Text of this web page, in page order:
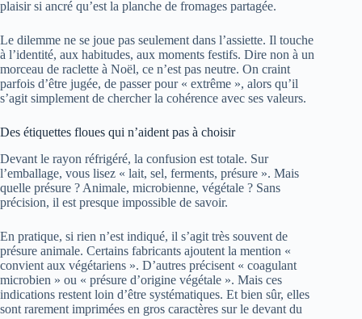
plaisir si ancré qu’est la planche de fromages partagée.
Le dilemme ne se joue pas seulement dans l’assiette. Il touche
à l’identité, aux habitudes, aux moments festifs. Dire non à un
morceau de raclette à Noël, ce n’est pas neutre. On craint
parfois d’être jugée, de passer pour « extrême », alors qu’il
s’agit simplement de chercher la cohérence avec ses valeurs.
Des étiquettes floues qui n’aident pas à choisir
Devant le rayon réfrigéré, la confusion est totale. Sur
l’emballage, vous lisez « lait, sel, ferments, présure ». Mais
quelle présure ? Animale, microbienne, végétale ? Sans
précision, il est presque impossible de savoir.
En pratique, si rien n’est indiqué, il s’agit très souvent de
présure animale. Certains fabricants ajoutent la mention «
convient aux végétariens ». D’autres précisent « coagulant
microbien » ou « présure d’origine végétale ». Mais ces
indications restent loin d’être systématiques. Et bien sûr, elles
sont rarement imprimées en gros caractères sur le devant du